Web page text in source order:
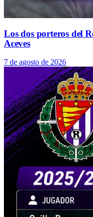
Los dos porteros del
Aceves
7 de agosto de 2026